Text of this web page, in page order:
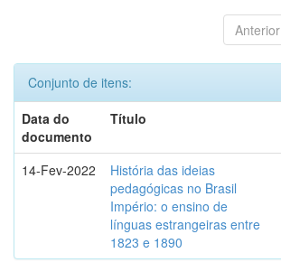
Anterior
Conjunto de itens:
Data do
documento
Título
14-Fev-2022
História das ideias
pedagógicas no Brasil
Império: o ensino de
línguas estrangeiras entre
1823 e 1890